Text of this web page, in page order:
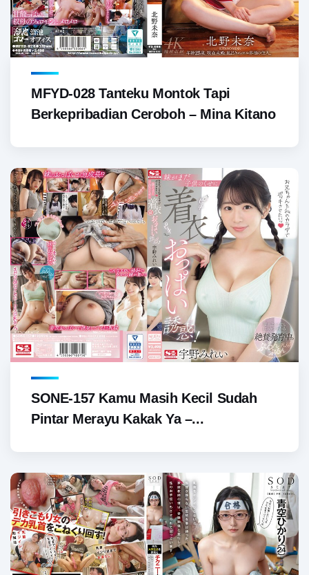
MFYD-028 Tanteku Montok Tapi
Berkepribadian Ceroboh – Mina Kitano
SONE-157 Kamu Masih Kecil Sudah
Pintar Merayu Kakak Ya –...